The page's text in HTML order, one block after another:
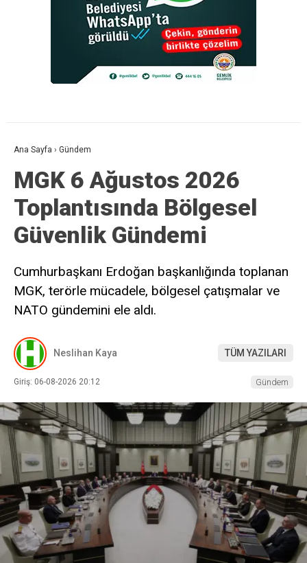
Ana Sayfa › Gündem
MGK 6 Ağustos 2026
Toplantısında Bölgesel
Güvenlik Gündemi
Cumhurbaşkanı Erdoğan başkanlığında toplanan
MGK, terörle mücadele, bölgesel çatışmalar ve
NATO gündemini ele aldı.
Neslihan Kaya TÜM YAZILARI
Giriş: 06-08-2026 20:12 Gündem